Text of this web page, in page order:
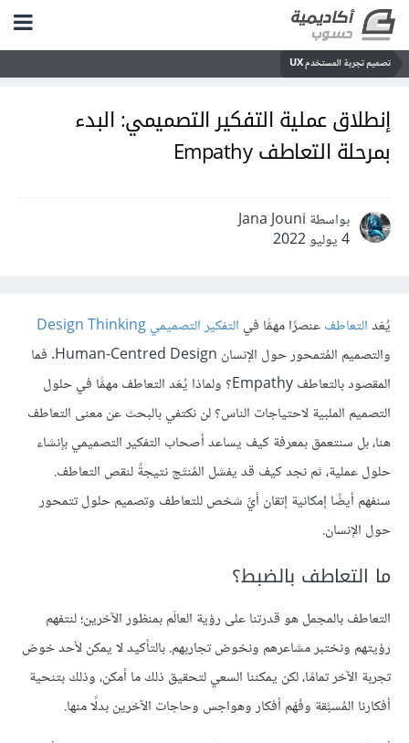
تصميم تجربة المستخدم UX
إنطلاق عملية التفكير التصميمي: البدء
بمرحلة التعاطف Empathy
بواسطة Jana Jouni
4 يوليو 2022
يُعَدالتعاطفعنصرًا مهمًّا في التفكير التصميمي Design Thinking
والتصميم المُتمحور حول الإنسان Human-Centred Design. فما
المقصود بالتعاطف Empathy؟ ولماذا يُعَد التعاطف مهمًّا في حلول
التصميم الملبية لاحتياجات الناس؟ لن نكتفي بالبحث عن معنى التعاطف
هنا، بل سنتعمق بمعرفة كيف يساعد أصحاب التفكير التصميمي بإنشاء
حلول عملية، ثم نجد كيف قد يفشل المُنتَج نتيجةً لنقص التعاطف.
سنفهم أيضًا إمكانية إتقان أيِّ شخص للتعاطف وتصميم حلول تتمحور
حول الإنسان.
ما التعاطف بالضبط؟
التعاطف بالمجمل هو قدرتنا على رؤية العالَم بمنظور الآخرين؛ لنتفهم
رؤيتهم ونختبر مشاعرهم ونخوض تجاربهم. بالتأكيد لا يمكن لأحد خوض
تجربة الآخر تمامًا، لكن يمكننا السعي لتحقيق ذلك ما أمكن، وذلك بتنحية
أفكارنا المُسبَّقة وفَهْم أفكار وهواجس وحاجات الآخرين بدلًا منها.